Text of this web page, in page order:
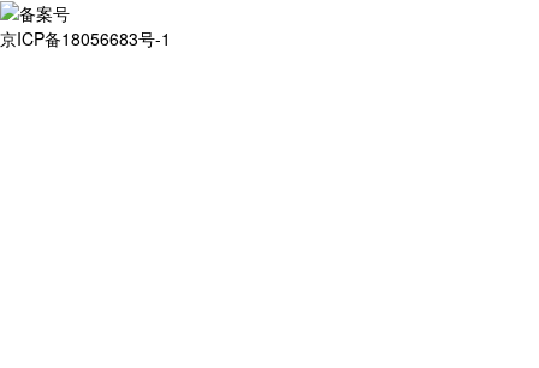
京ICP备18056683号-1